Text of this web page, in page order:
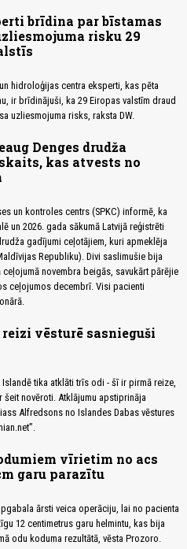
brīdina par bīstamas
risku 29
hidroloģijas centra eksperti, kas pēta
ir brīdinājuši, ka 29 Eiropas valstīm draud
uzliesmojuma risks, raksta DW.
Denges drudža
kas atvests no
un kontroles centrs (SPKC) informē, ka
un 2026. gada sākumā Latvijā reģistrēti
gadījumi ceļotājiem, kuri apmeklēja
Republiku). Divi saslimušie bija
novembra beigās, savukārt pārējie
ceļojumos decembrī. Visi pacienti
vēsturē sasnieguši
tika atklāti trīs odi - šī ir pirmā reize,
šeit novēroti. Atklājumu apstiprināja
Alfredsons no Islandes Dabas vēstures
vīrietim no acs
garu parazītu
ārsti veica operāciju, lai no pacienta
12 centimetrus garu helmintu, kas bija
odu koduma rezultātā, vēsta Prozoro.